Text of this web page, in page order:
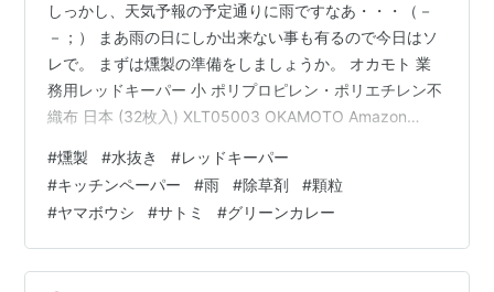
しっかし、天気予報の予定通りに雨ですなあ・・・（－
－；） まあ雨の日にしか出来ない事も有るので今日はソ
レで。 まずは燻製の準備をしましょうか。 オカモト 業
務用レッドキーパー 小 ポリプロピレン・ポリエチレン不
織布 日本 (32枚入) XLT05003 OKAMOTO Amazon
チンペーパーより全然吸いますので。 で、仕込んでおい
た肉をレッドキーパーで包み込んで 冷蔵庫乾燥に。 明日
の仕上げまでココで水抜きですね。 続いて 空き地の除草
剤撒き。 レインボー薬品 除草剤 こっぱみじんM 3kg W
成分の効果でスギナやセイタカアワダ…
#燻製 #水抜き #レッドキーパー
#キッチンペーパー #雨 #除草剤 #顆粒
#ヤマボウシ #サトミ #グリーンカレー